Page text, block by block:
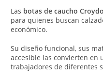
Las botas de caucho
para quienes buscan
económico.
Su diseño funcional, sus
accesible las convierten en
trabajadores de diferentes